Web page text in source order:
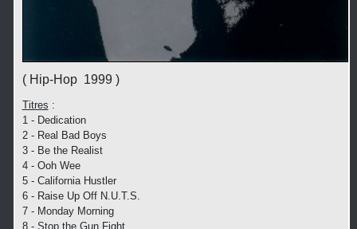
( Hip-Hop 1999 )
Titres :
1 - Dedication
2 - Real Bad Boys
3 - Be the Realist
4 - Ooh Wee
5 - California Hustler
6 - Raise Up Off N.U.T.S.
7 - Monday Morning
8 - Stop the Gun Fight